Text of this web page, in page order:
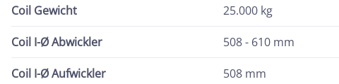
Coil Gewicht 25.000 kg
Coil I-Ø Abwickler 508 - 610 mm
Coil I-Ø Aufwickler 508 mm